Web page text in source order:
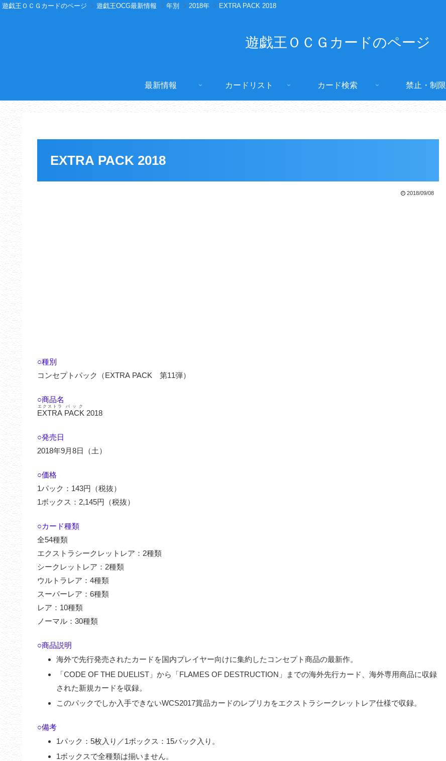
遊戯王ＯＣＧカードのページ 遊戯王OCG最新情報 年別 2018年 EXTRA PACK 2018
遊戯王ＯＣＧカードのページ
最新情報 カードリスト カード検索 禁止・制限
EXTRA PACK 2018
2018/09/08
○種別
コンセプトパック（EXTRA PACK 第11弾）
○商品名
EXTRA
エクストラ
PACK
パック
2018
○発売日
2018年9月8日（土）
○価格
1パック：143円（税抜）
1ボックス：2,145円（税抜）
○カード種類
全54種類
エクストラシークレットレア：2種類
シークレットレア：2種類
ウルトラレア：4種類
スーパーレア：6種類
レア：10種類
ノーマル：30種類
○商品説明
海外で先行発売されたカードを国内プレイヤー向けに集約したコンセプト商品の最新作。
「CODE OF THE DUELIST」から「FLAMES OF DESTRUCTION」までの海外先行カード、海外専用商品に収録
された新規カードを収録。
このパックでしか入手できないWCS2017賞品カードのレプリカをエクストラシークレットレア仕様で収録。
○備考
1パック：5枚入り／1ボックス：15パック入り。
1ボックスで全種類は揃いません。